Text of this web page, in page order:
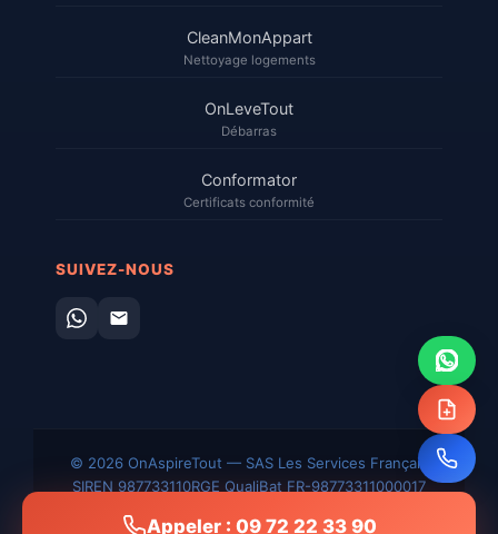
CleanMonAppart
Nettoyage logements
OnLeveTout
Débarras
Conformator
Certificats conformité
SUIVEZ-NOUS
© 2026 OnAspireTout — SAS Les Services Français
SIREN 987733110RGE QualiBat FR-98773311000017
Appeler : 09 72 22 33 90